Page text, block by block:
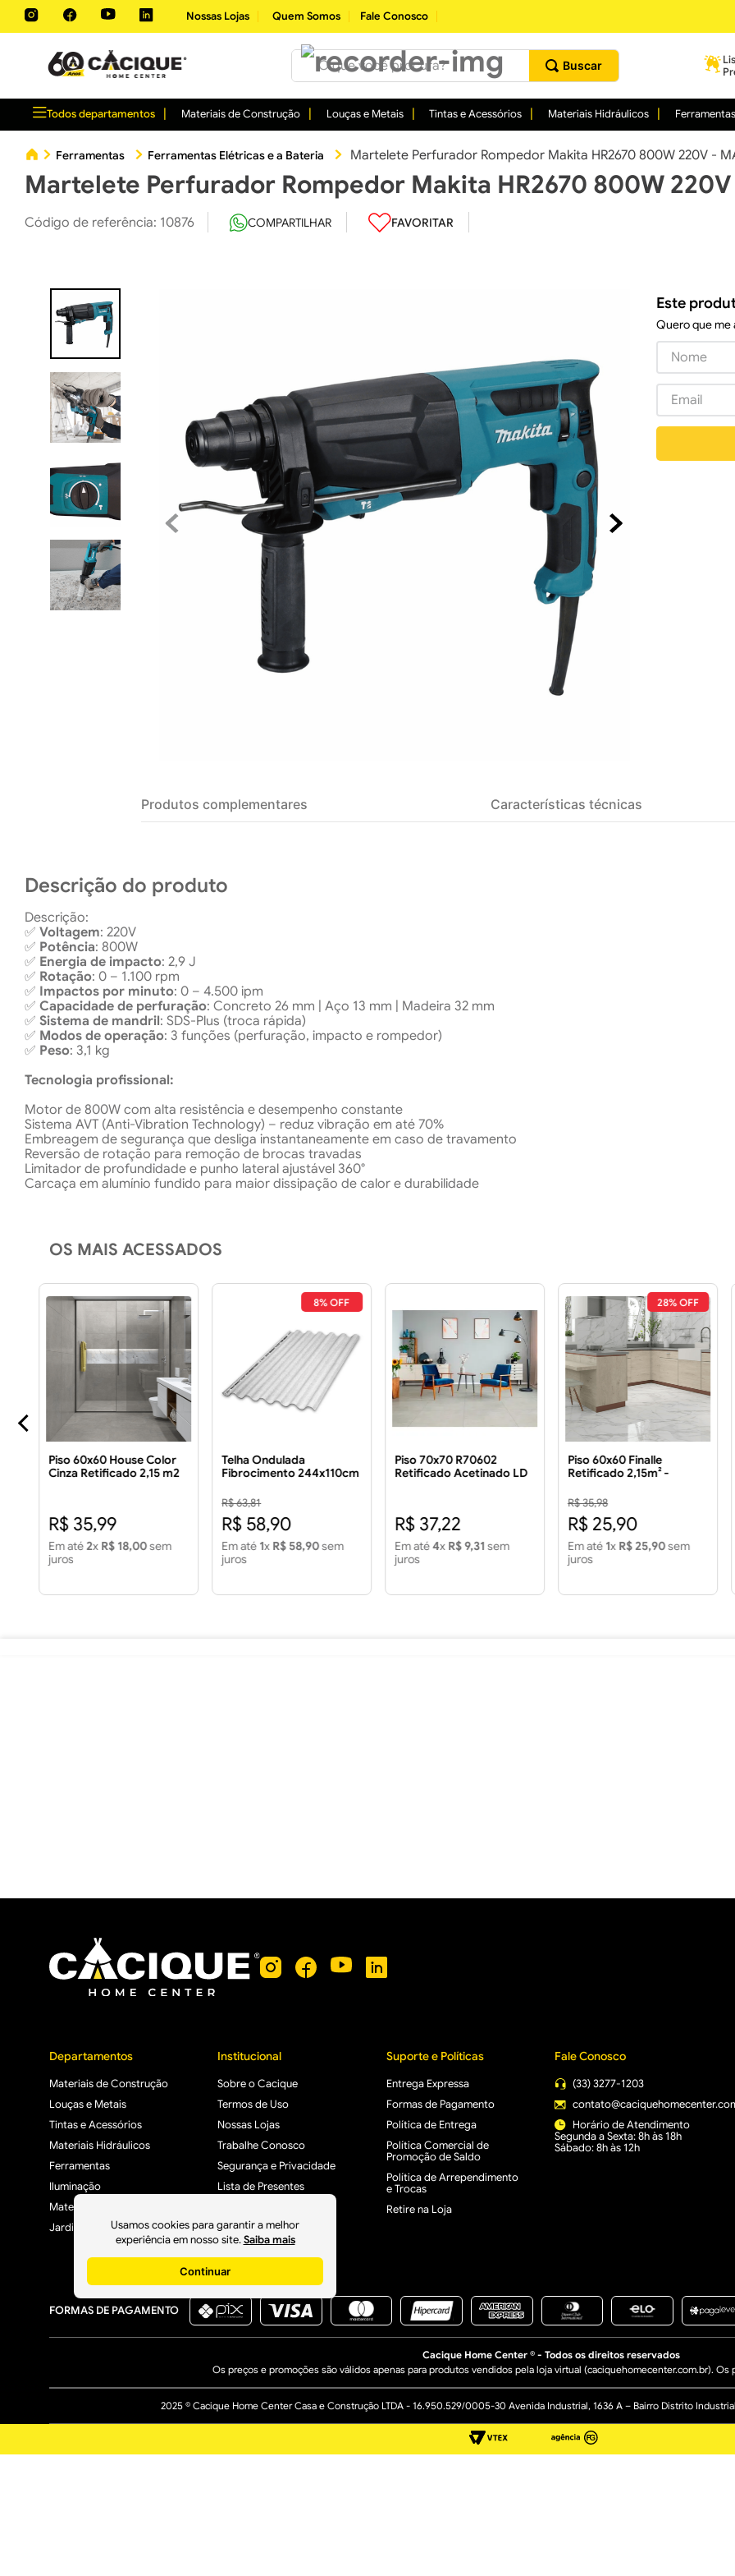
Nossas Lojas Quem Somos Fale Conosco
O que você procura?
Todos departamentos Materiais de Construção Louças e Metais Tintas e Acessórios Materiais Hidráulicos Ferramentas
Usamos cookies para garantir a melhor
experiência em nosso site. Saiba mais
Continuar
Ferramentas Ferramentas Elétricas e a Bateria Martelete Perfurador Rompedor Makita HR2670 800W 220V -
Martelete Perfurador Rompedor Makita HR2670 800W
Código de referência: 10876
Este
Quero que me
Produtos complementares Características técnicas
Descrição do produto
Descrição:
✅ Voltagem: 220V
✅ Potência: 800W
✅ Energia de impacto: 2,9 J
✅ Rotação: 0 – 1.100 rpm
✅ Impactos por minuto: 0 – 4.500 ipm
✅ Capacidade de perfuração: Concreto 26 mm | Aço 13 mm | Madeira 32 mm
✅ Sistema de mandril: SDS-Plus (troca rápida)
✅ Modos de operação: 3 funções (perfuração, impacto e rompedor)
✅ Peso: 3,1 kg
Tecnologia profissional:
Motor de 800W com alta resistência e desempenho constante
Sistema AVT (Anti-Vibration Technology) – reduz vibração em até 70%
Embreagem de segurança que desliga instantaneamente em caso de travamento
Reversão de rotação para remoção de brocas travadas
Limitador de profundidade e punho lateral ajustável 360°
Carcaça em alumínio fundido para maior dissipação de calor e durabilidade
OS MAIS ACESSADOS
Piso 60x60 House Color
Cinza Retificado 2,15 m2
R$ 35,99
Em até2x R$ 18,00sem
juros
8% OFF
Telha Ondulada
Fibrocimento 244x110cm
R$ 63,81
R$ 58,90
Em até 1x R$ 58,90sem
juros
Piso 70x70 R70602
Retificado Acetinado LD
R$ 37,22
Em até4x R$ 9,31 sem
juros
28% OFF
Piso 60x60 Finalle
Retificado 2,15m² -
Finalle Retificado LD 2.15
m2 - FORMIGRES
R$ 35,98
R$ 25,90
Em até 1x R$ 25,90sem
juros
Departamentos
Materiais de Construção
Louças e Metais
Tintas e Acessórios
Materiais Hidráulicos
Ferramentas
Iluminação
Materiais Elétricos
Jardim, Varanda e Lazer
Institucional
Sobre o Cacique
Termos de Uso
Nossas Lojas
Trabalhe Conosco
Segurança e Privacidade
Lista de Presentes
Suporte e Políticas
Entrega Expressa
Formas de Pagamento
Política de Entrega
Política Comercial de
Promoção de Saldo
Política de Arrependimento
e Trocas
Retire na Loja
Fale Conosco
(33) 3277-1203
Horário de Atendimento
Segunda a Sexta: 8h às 18h
Sábado: 8h às 12h
FORMAS DE PAGAMENTO
Cacique Home Center ® - Todos os direitos reservados
Os preços e promoções são válidos apenas para produtos vendidos pela loja virtual (caciquehomecenter.com.br). Os
2025 © Cacique Home Center Casa e Construção LTDA - 16.950.529/0005-30 Avenida Industrial, 1636 A – Bairro Distrito